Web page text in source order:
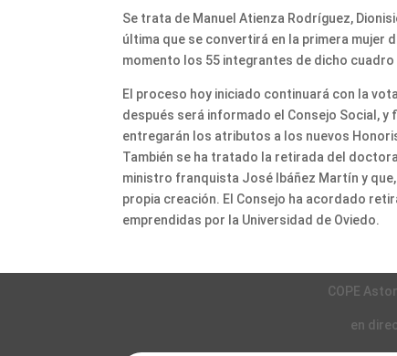
Se trata de Manuel Atienza Rodríguez,
última que se convertirá en la primera mujer
momento los 55 integrantes de dicho
El proceso hoy iniciado continuará con la
después será informado el Consejo Social,
entregarán los atributos a los nuevos Honoris
También se ha tratado la retirada del
ministro franquista José Ibáñez Martín y
propia creación. El Consejo ha acordado
emprendidas por la Universidad de Oviedo.
COPE
en